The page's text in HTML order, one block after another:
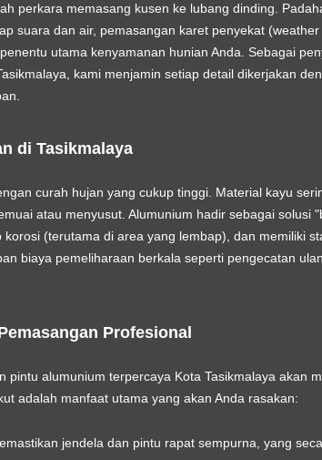
perkara memasang kusen ke lubang dinding.
suara dan air, pemasangan karet penyekat
utama kenyamanan hunian Anda. Sebagai
, kami menjamin setiap detail dikerjakan
di Tasikmalaya
curah hujan yang cukup tinggi. Material kayu
atau menyusut. Alumunium hadir sebagai solusi
(terutama di area yang lembap), dan memiliki
biaya pemeliharaan berkala seperti pengecatan
Profesional
pintu alumunium terpercaya Kota Tasikmalaya akan
adalah manfaat utama yang akan Anda rasakan:
jendela dan pintu rapat sempurna, yang